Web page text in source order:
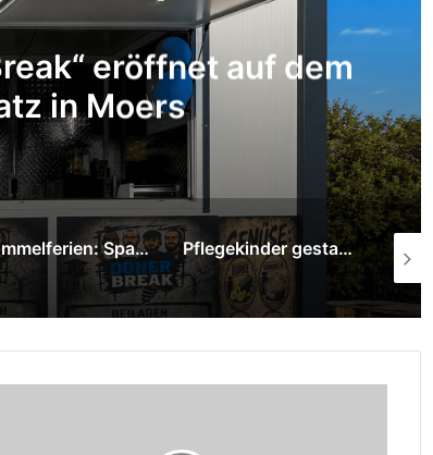
eröffnet auf dem
in Moers
Tummelferien: Sparkasse am Niederrhein überreicht 1.000-Euro-Spende Pflegekinder gestalten mit Graffiti-Kunst neue Räume im Pflegekinderdienst